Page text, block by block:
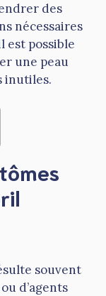
des
nécessaires
est possible
une peau
inutiles.
souvent
d’agents